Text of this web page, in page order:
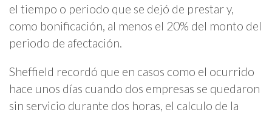
el tiempo o periodo que se dejó de prestar y,
como bonificación, al menos el 20% del monto del
periodo de afectación.
Sheffield recordó que en casos como el ocurrido
hace unos días cuando dos empresas se quedaron
sin servicio durante dos horas, el calculo de la